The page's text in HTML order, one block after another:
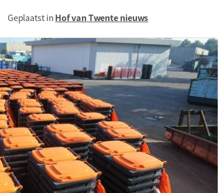
Geplaatst inHof van Twente nieuws